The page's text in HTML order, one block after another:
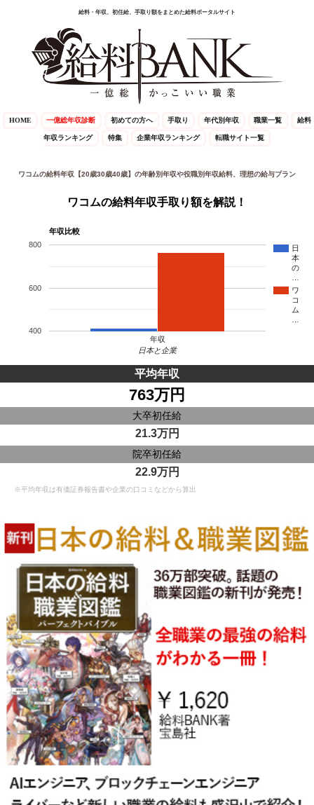
給料・年収、初任給、手取り額をまとめた給料ポータルサイト
HOME 一億総年収診断 初めての方へ 手取り 年代別年収 職業一覧 給料
年収ランキング 特集 企業年収ランキング 転職サイト一覧
ワコムの給料年収【20歳30歳40歳】の年齢別年収や役職別年収給料、理想の給与プラン
ワコムの給料年収手取り額を解説！
年収比較
日
本
の
ワ
コ
ム
年収
400
600
800
日本と企業
平均年収
763万円
大卒初任給
21.3万円
院卒初任給
22.9万円
※平均年収は有価証券報告書や企業の口コミなどから算出